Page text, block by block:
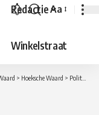
Redactie
Winkelstraat
Aa
> Hoeksche Waard > Politie schrijft 48 bekeuringen uit aan deelnemers van de Luilak in Oud-Beijerland